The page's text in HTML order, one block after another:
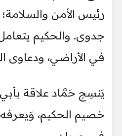
رئيس الأمن
جدوى. والحكيم
في الأراضي، ودعاوى
يَنسِج حَمَّاد علاقة
خصيم الحكيم، وَيعرفه